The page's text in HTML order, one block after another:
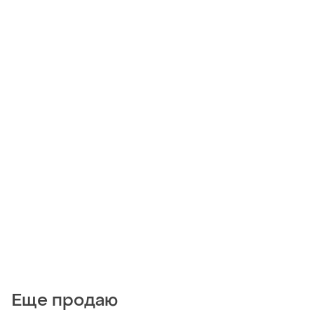
Еще продаю